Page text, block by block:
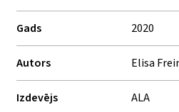
Gads 2020
Autors Elisa
Izdevējs ALA